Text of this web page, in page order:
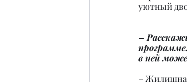
уютный
–
в ней
–